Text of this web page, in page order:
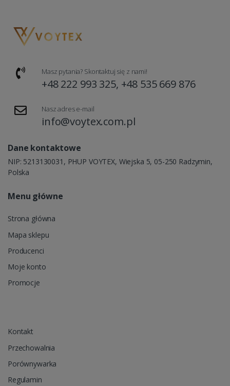
Masz pytania? Skontaktuj się z nami!
+48 222 993 325, +48 535 669 876
Nasz adres e-mail
info@voytex.com.pl
Dane kontaktowe
NIP: 5213130031, PHUP VOYTEX, Wiejska 5, 05-250 Radzymin,
Polska
Menu główne
Strona główna
Mapa sklepu
Producenci
Moje konto
Promocje
Kontakt
Przechowalnia
Porównywarka
Regulamin